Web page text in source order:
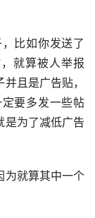
比如你发送了
就算被人举报
且是广告贴，
要多发一些帖
是为了减低广告
为就算其中一个